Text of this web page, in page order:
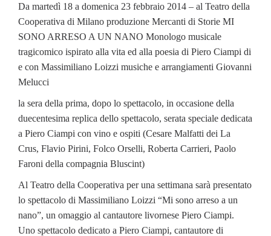
Da martedì 18 a domenica 23 febbraio 2014 – al Teatro della
Cooperativa di Milano produzione Mercanti di Storie MI
SONO ARRESO A UN NANO Monologo musicale
tragicomico ispirato alla vita ed alla poesia di Piero Ciampi di
e con Massimiliano Loizzi musiche e arrangiamenti Giovanni
Melucci
la sera della prima, dopo lo spettacolo, in occasione della
duecentesima replica dello spettacolo, serata speciale dedicata
a Piero Ciampi con vino e ospiti (Cesare Malfatti dei La
Crus, Flavio Pirini, Folco Orselli, Roberta Carrieri, Paolo
Faroni della compagnia Bluscint)
Al Teatro della Cooperativa per una settimana sarà presentato
lo spettacolo di Massimiliano Loizzi “Mi sono arreso a un
nano”, un omaggio al cantautore livornese Piero Ciampi.
Uno spettacolo dedicato a Piero Ciampi, cantautore di